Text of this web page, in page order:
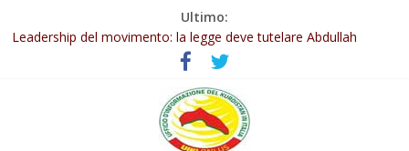
Ultimo:
Abdullah Öcalan: Le legge negativa deve essere trasformata in
legge positiva
Leadership del movimento: la legge deve tutelare Abdullah
Commissione donne del KNK: Şengal è di nuovo sotto minaccia
Non tenere conto della situazione di Rêber Apo ostacolerebbe